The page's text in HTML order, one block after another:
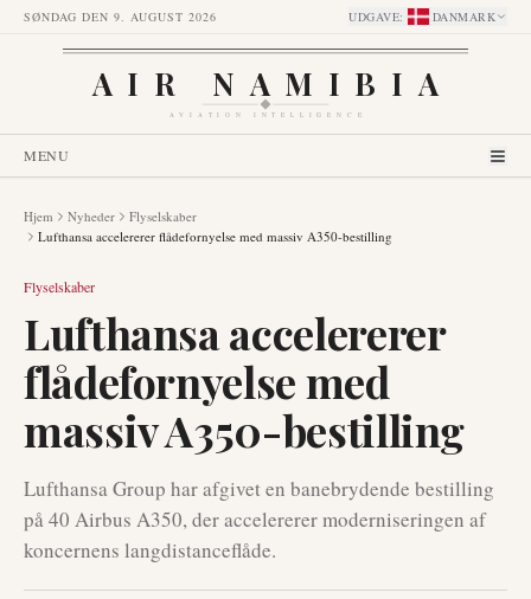
SØNDAG DEN 9. AUGUST 2026 UDGAVE: DANMARK
AIR NAMIBIA
AVIATION INTELLIGENCE
MENU
Hjem Nyheder
Flyselskaber
Lufthansa accelererer flådefornyelse med massiv A350-bestilling
Flyselskaber
Lufthansa accelererer
flådefornyelse med
massiv A350-bestilling
Lufthansa Group har afgivet en banebrydende bestilling
på 40 Airbus A350, der accelererer moderniseringen af
koncernens langdistanceflåde.